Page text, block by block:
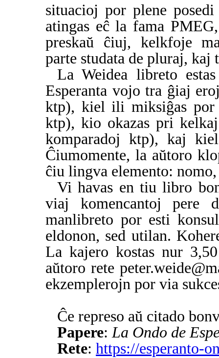
situacioj por plene
atingas eĉ la fama
preskaŭ ĉiuj, kelkfoje
parte studata de pluraj, kaj
La Weidea libreto
Esperanta vojo tra ĝiaj
ktp), kiel ili miksiĝas por
ktp), kio okazas pri
komparadoj ktp), kaj
Ĉiumomente, la aŭtoro
ĉiu lingva elemento:
Vi havas en tiu libro
viaj komencantoj
manlibreto por esti
eldonon, sed utilan.
La kajero kostas nur
aŭtoro rete
ekzemplerojn por via
Ĉe represo aŭ citado
Papere:La Ondo de
Rete: https://esperanto-